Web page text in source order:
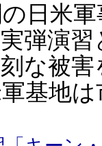
日米軍
弾演
な被
基地